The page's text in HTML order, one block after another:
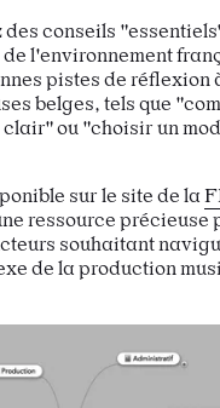
des conseils
l'environnement
pistes de réflexion
belges, tels que
ou "choisir un
sur le site de la
ressource précieuse
souhaitant
de la production